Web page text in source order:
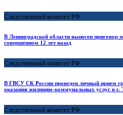
Следственный комитет РФ
В Ленинградской области вынесен приговор
совершенном 12 лет назад
Следственный комитет РФ
В ГВСУ СК России проведен личный прием
оказания жилищно-коммунальных услуг в г.
Следственный комитет РФ